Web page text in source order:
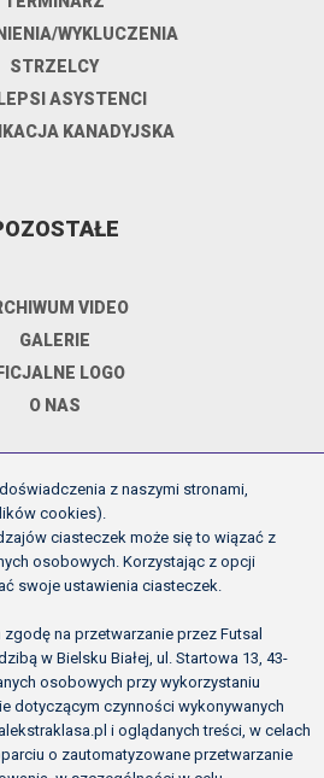
WYKLUCZENIA
STRZELCY
ASYSTENCI
KANADYJSKA
VIDEO
GALERIE
LOGO
O NAS
ROZGRYWEK FE
INNE
PRYWATNOŚCI
Futsal Ekstraklasa 2026
z naszymi stronami,
cookies).
ciasteczek może się to wiązać z
osobowych. Korzystając z opcji
swoje ustawienia ciasteczek.
zgodę na przetwarzanie przez Futsal
w Bielsku Białej, ul. Startowa 13, 43-
osobowych przy wykorzystaniu
dotyczącym czynności wykonywanych
i oglądanych treści, w celach
o zautomatyzowane przetwarzanie